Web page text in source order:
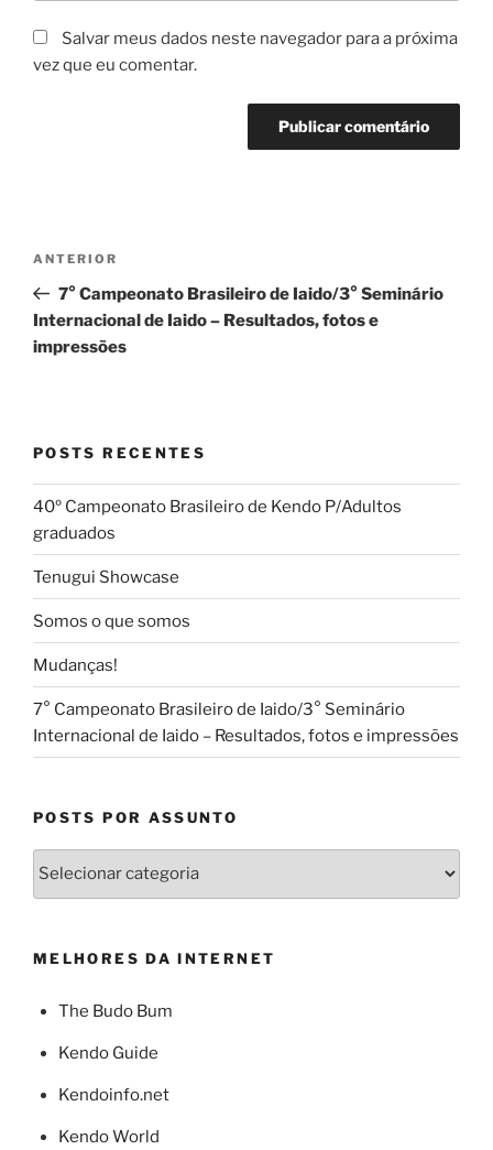
Salvar meus dados neste navegador para a próxima
vez que eu comentar.
Post
Post
anterior
ANTERIOR
7° Campeonato Brasileiro de Iaido/3° Seminário
Internacional de Iaido – Resultados, fotos e
impressões
POSTS RECENTES
40º Campeonato Brasileiro de Kendo P/Adultos
graduados
Tenugui Showcase
Somos o que somos
Mudanças!
7° Campeonato Brasileiro de Iaido/3° Seminário
Internacional de Iaido – Resultados, fotos e impressões
POSTS POR ASSUNTO
Posts
MELHORES DA INTERNET
The Budo Bum
Kendo Guide
Kendoinfo.net
Kendo World